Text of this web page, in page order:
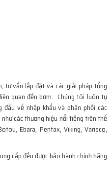
tư vấn lắp đặt và các giải pháp tổng
quan đến bơm. Chúng tôi luôn tự
về nhập khẩu và phân phối các
các thương hiệu nổi tiếng trên thế
Ebara, Pentax, Viking, Varisco,
cấp đều được bảo hành chính hãng